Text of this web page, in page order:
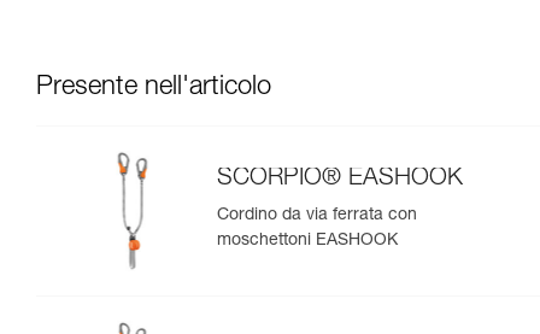
Presente nell'articolo
SCORPIO® EASHOOK
Cordino da via ferrata con
moschettoni EASHOOK